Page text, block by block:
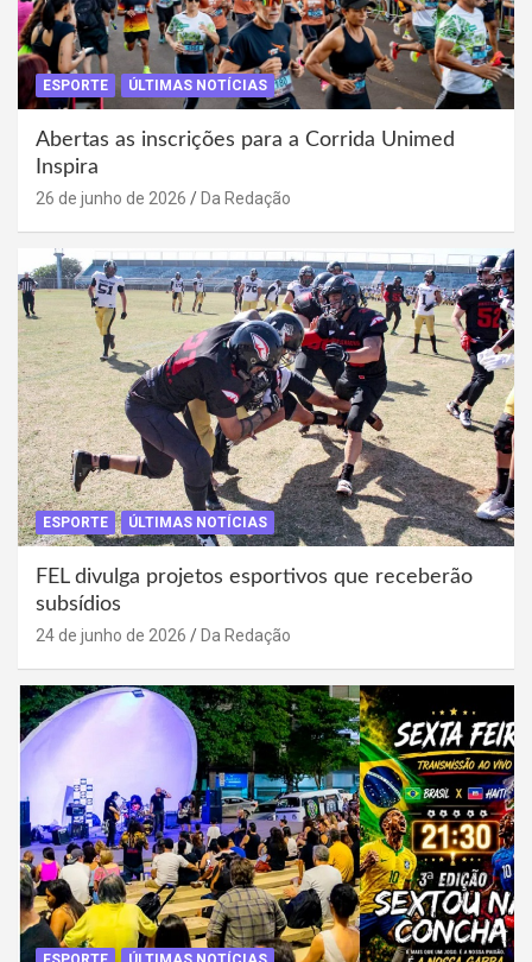
ESPORTE ÚLTIMAS NOTÍCIAS
Abertas as inscrições para a Corrida Unimed
Inspira
26 de junho de 2026 Da Redação
ESPORTE ÚLTIMAS NOTÍCIAS
FEL divulga projetos esportivos que receberão
subsídios
24 de junho de 2026 Da Redação